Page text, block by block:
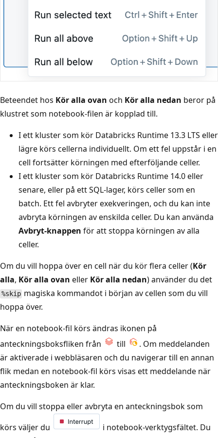
Beteendet hos Kör alla ovan och Kör alla nedan beror på
klustret som notebook-filen är kopplad till.
I ett kluster som kör Databricks Runtime 13.3 LTS eller
lägre körs cellerna individuellt. Om ett fel uppstår i en
cell fortsätter körningen med efterföljande celler.
I ett kluster som kör Databricks Runtime 14.0 eller
senare, eller på ett SQL-lager, körs celler som en
batch. Ett fel avbryter exekveringen, och du kan inte
avbryta körningen av enskilda celler. Du kan använda
Avbryt-knappen för att stoppa körningen av alla
celler.
Om du vill hoppa över en cell när du kör flera celler (Kör
alla, Kör alla ovan eller Kör alla nedan) använder du det
%skip magiska kommandot i början av cellen som du vill
hoppa över.
När en notebook-fil körs ändras ikonen på
anteckningsboksfliken från
till
. Om meddelanden
är aktiverade i webbläsaren och du navigerar till en annan
flik medan en notebook-fil körs visas ett meddelande när
anteckningsboken är klar.
Om du vill stoppa eller avbryta en anteckningsbok som
körs väljer du
i notebook-verktygsfältet. Du